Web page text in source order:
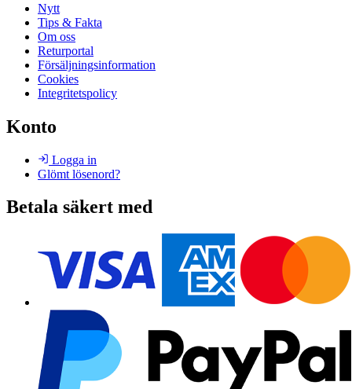
Nytt
Tips & Fakta
Om oss
Returportal
Försäljningsinformation
Cookies
Integritetspolicy
Konto
Logga in
Glömt lösenord?
Betala säkert med